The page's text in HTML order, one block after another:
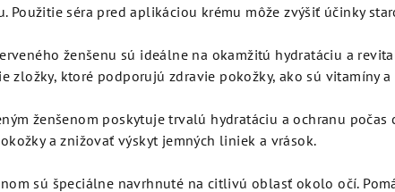
Použitie séra pred aplikáciou krému môže zvýšiť účinky
ženšenu sú ideálne na okamžitú hydratáciu a
zložky, ktoré podporujú zdravie pokožky, ako sú vitamíny a
ženšenom poskytuje trvalú hydratáciu a ochranu počas
a znižovať výskyt jemných liniek a vrások.
sú špeciálne navrhnuté na citlivú oblasť okolo očí.